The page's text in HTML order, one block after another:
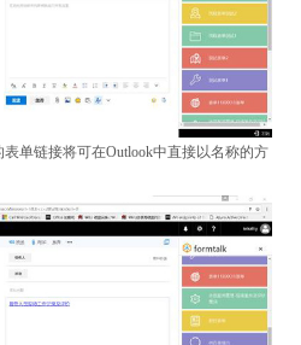
单链接将可在Outlook中直接以名称的方